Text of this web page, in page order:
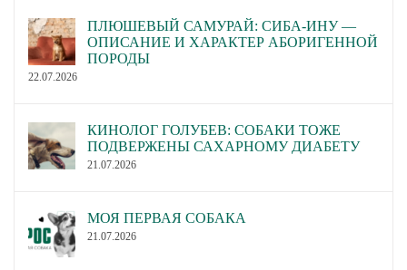
ПЛЮШЕВЫЙ САМУРАЙ: СИБА-ИНУ —
ОПИСАНИЕ И ХАРАКТЕР АБОРИГЕННОЙ
ПОРОДЫ
22.07.2026
КИНОЛОГ ГОЛУБЕВ: СОБАКИ ТОЖЕ
ПОДВЕРЖЕНЫ САХАРНОМУ ДИАБЕТУ
21.07.2026
МОЯ ПЕРВАЯ СОБАКА
21.07.2026